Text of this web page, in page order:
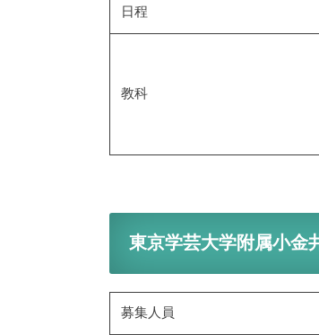
日程
教科
東京学芸大学附属小金
募集人員